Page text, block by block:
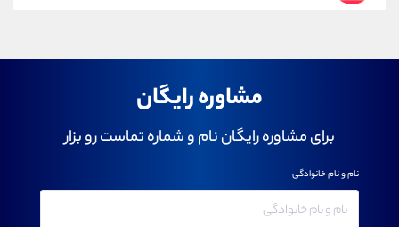
مشاوره رایگان
برای مشاوره رایگان نام و شماره تماست رو بزار
نام و نام خانوادگی